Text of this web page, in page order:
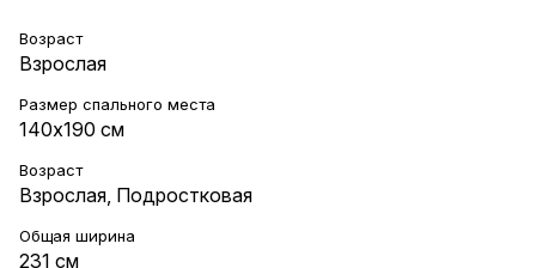
Возраст
Взрослая
Размер спального места
140х190 см
Возраст
Взрослая Подростковая
Общая ширина
231 см